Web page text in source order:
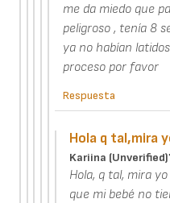
me da miedo que
peligroso , tenía 8
ya no habían
proceso por favor
Respuesta
Hola q tal,mira
Kariina (unverified)
Hola, q tal, mira
que mi bebé no